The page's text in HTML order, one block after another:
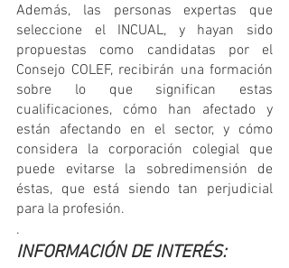
Además, las personas expertas que
seleccione el INCUAL, y hayan sido
propuestas como candidatas por el
Consejo COLEF, recibirán una formación
sobre lo que significan estas
cualificaciones, cómo han afectado y
están afectando en el sector, y cómo
considera la corporación colegial que
puede evitarse la sobredimensión de
éstas, que está siendo tan perjudicial
para la profesión.
.
INFORMACIÓN DE INTERÉS: